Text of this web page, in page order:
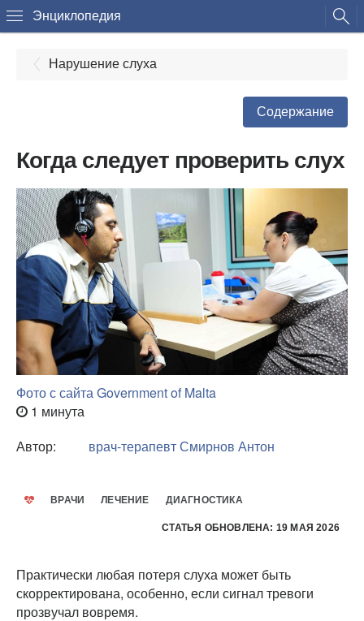
Энциклопедия
Нарушение слуха
Содержание
Когда следует проверить слух
Фото с сайта Government of Malta
1 минута
Автор:
врач-терапевтСмирнов Антон
ВРАЧИ ЛЕЧЕНИЕ ДИАГНОСТИКА
СТАТЬЯ ОБНОВЛЕНА: 19 МАЯ 2026
Практически любая потеря слуха может быть
скорректирована, особенно, если сигнал тревоги
прозвучал вовремя.